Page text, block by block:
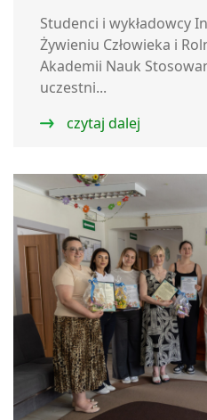
Studenci i wykładowcy
Żywieniu Człowieka i
Akademii Nauk
uczestni...
czytaj dalej